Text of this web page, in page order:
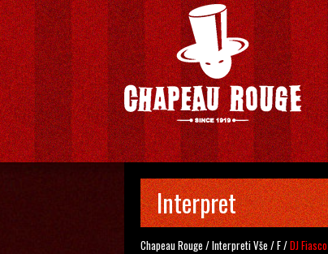
Interpret
Chapeau Rouge /InterpretiVše /F/DJ Fiasco